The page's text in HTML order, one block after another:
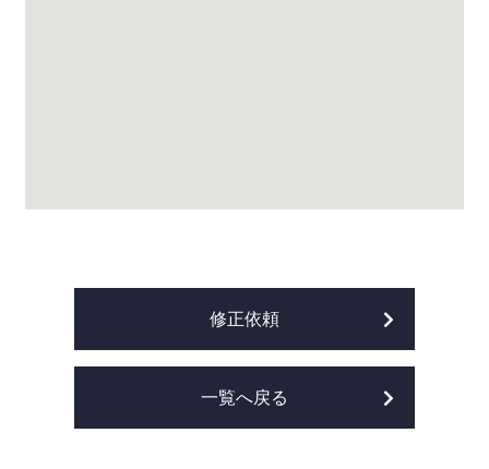
修正依頼
一覧へ戻る